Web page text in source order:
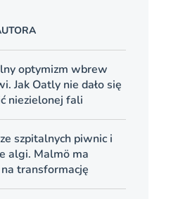
optymizm wbrew
Jak Oatly nie dało się
niezielonej fali
szpitalnych piwnic i
algi. Malmö ma
transformację